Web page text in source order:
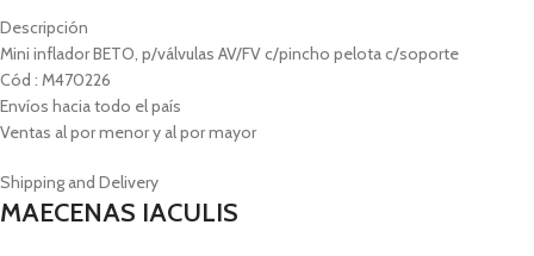
Descripción
Mini inflador BETO, p/válvulas AV/FV c/pincho pelota c/soporte
Cód : M470226
Envíos hacia todo el país
Ventas al por menor y al por mayor
Shipping and Delivery
MAECENAS IACULIS